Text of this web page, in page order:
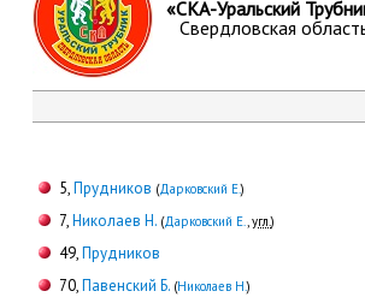
«СКА-Уральский
Свердловская
5,Прудников (Дарковский Е.)
7,Николаев Н. (Дарковский Е.,угл.)
49,Прудников
70,Павенский Б. (Николаев Н.)